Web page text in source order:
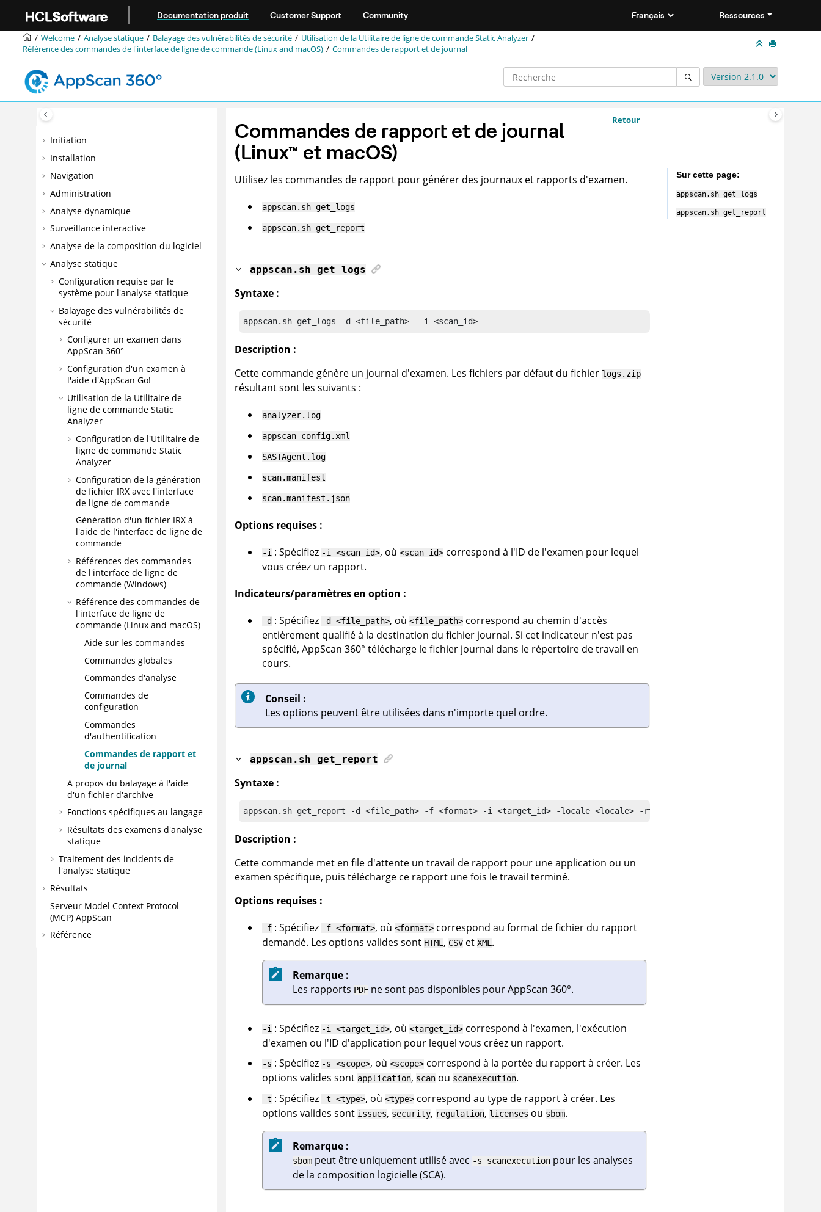
Documentation produit Customer Support Community Ressources
Welcome Analyse statique Balayage des vulnérabilités de sécurité Utilisation de la Utilitaire de ligne de commande Static Analyzer
Référence des commandes de l'interface de ligne de commande (Linux and macOS)
Commandes de rapport et de journal
Initiation
Installation
Navigation
Administration
Analyse dynamique
Surveillance interactive
Analyse de la composition du logiciel
Analyse statique
Configuration requise par le
système pour l'analyse statique
Balayage des vulnérabilités de
sécurité
Configurer un examen dans
AppScan 360°
Configuration d'un examen à
l'aide d'AppScan Go!
Utilisation de la Utilitaire de
ligne de commande Static
Analyzer
Configuration de l'Utilitaire de
ligne de commande Static
Analyzer
Configuration de la génération
de fichier IRX avec l'interface
de ligne de commande
Génération d'un fichier IRX à
l'aide de l'interface de ligne de
commande
Références des commandes
de l'interface de ligne de
commande (Windows)
Référence des commandes de
l'interface de ligne de
commande (Linux and macOS)
Aide sur les commandes
Commandes globales
Commandes d'analyse
Commandes de
configuration
Commandes
d'authentification
Commandes de rapport et
de journal
A propos du balayage à l'aide
d'un fichier d'archive
Fonctions spécifiques au langage
Résultats des examens d'analyse
statique
Traitement des incidents de
l'analyse statique
Résultats
Serveur Model Context Protocol
(MCP) AppScan
Référence
Retour
Commandes de rapport et de journal
(Linux™ et macOS)
Utilisez les commandes de rapport pour générer des journaux et rapports d'examen.
appscan.sh get_logs
appscan.sh get_report
appscan .sh get_logs
Syntaxe :
appscan.sh get_logs -d <file_path>  -i <scan_id>
Description :
Cette commande génère un journal d'examen. Les fichiers par défaut du fichier logs.zip
résultant sont les suivants :
analyzer.log
appscan-config.xml
SASTAgent.log
scan.manifest
scan.manifest.json
Options requises :
-i: Spécifiez -i <scan_id>, où <scan_id>correspond à l'ID de l'examen pour lequel
vous créez un rapport.
Indicateurs/paramètres en option :
-d: Spécifiez -d <file_path>, où <file_path>correspond au chemin d'accès
entièrement qualifié à la destination du fichier journal. Si cet indicateur n'est pas
spécifié, AppScan 360° télécharge le fichier journal dans le répertoire de travail en
cours.
Conseil :
Les options peuvent être utilisées dans n'importe quel ordre.
appscan .sh get_report
Syntaxe :
appscan.sh get_report -d <file_path> -f <format> -i <target_id> -locale <locale> -rt <reg_type> -s <scope> -t
Description :
Cette commande met en file d'attente un travail de rapport pour une application ou un
examen spécifique, puis télécharge ce rapport une fois le travail terminé.
Options requises :
-f: Spécifiez -f <format>, où <format>correspond au format de fichier du rapport
demandé. Les options valides sont HTML , CSVet XML .
Remarque :
Les rapports PDFne sont pas disponibles pourAppScan 360°.
-i: Spécifiez -i <target_id>, où <target_id>correspond à l'examen, l'exécution
d'examen ou l'ID d'application pour lequel vous créez un rapport.
-s : Spécifiez -s <scope>, où <scope>correspond à la portée du rapport à créer. Les
options valides sont application, scanou scanexecution.
-t: Spécifiez -t <type>, où <type>correspond au type de rapport à créer. Les
options valides sont issues, security, regulation, licenses ou sbom.
Remarque :
sbompeut être uniquement utilisé avec -s scanexecutionpour les analyses
de la composition logicielle (SCA).
Sur cette page
appscan.sh get_logs
appscan.sh get_report